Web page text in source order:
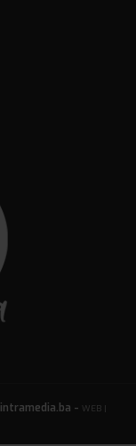
intramedia.ba - WEB |